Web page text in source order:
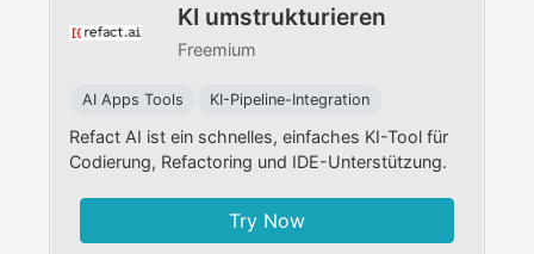
KI umstrukturieren
Freemium
AI Apps Tools KI-Pipeline-Integration
Refact AI ist ein schnelles, einfaches KI-Tool für
Codierung, Refactoring und IDE-Unterstützung.
Try Now